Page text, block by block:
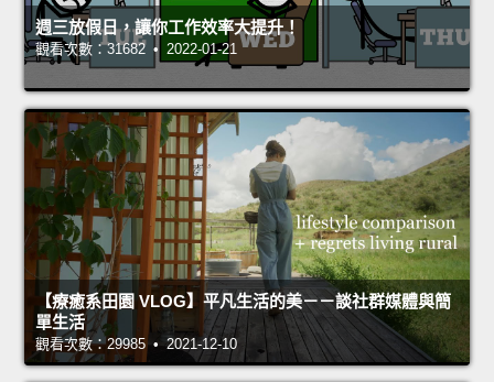
週三放假日，讓你工作效率大提升！
觀看次數：31682 • 2022-01-21
【療癒系田園 VLOG】平凡生活的美－－談社群媒體與簡
單生活
觀看次數：29985 • 2021-12-10